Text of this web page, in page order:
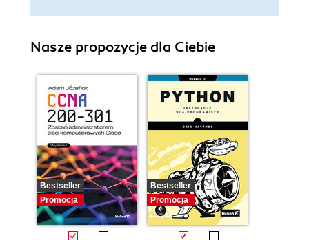
Nasze propozycje dla Ciebie
Bestseller
Promocja
Bestseller
Promocja